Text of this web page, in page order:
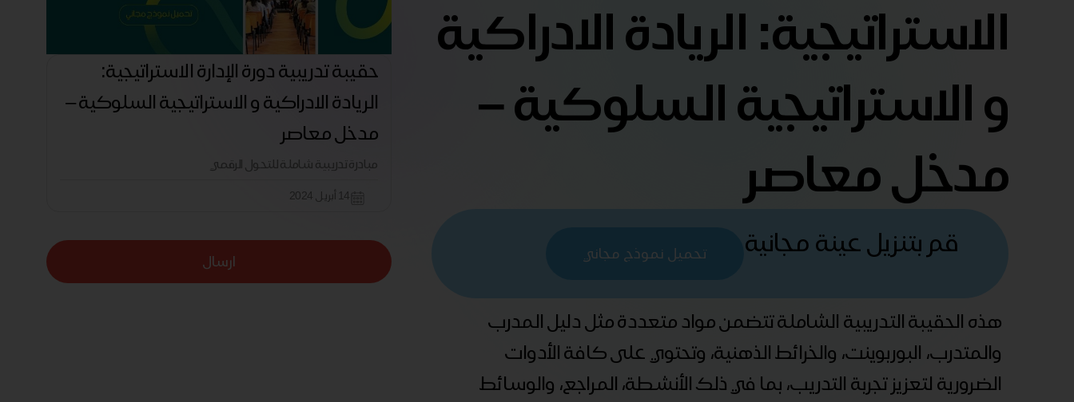
الاستراتيجية: الريادة الادراكية
و الاستراتيجية السلوكية –
مدخل معاصر
قم بتنزيل عينة مجانية تحميل نموذج مجاني
هذه الحقيبة التدريبية الشاملة تتضمن مواد متعددة مثل دليل المدرب
والمتدرب، البوربوينت، والخرائط الذهنية، وتحتوي على كافة الأدوات
الضرورية لتعزيز تجربة التدريب، بما في ذلك الأنشطة، المراجع، والوسائط
حقيبة تدريبية دورة الإدارة الاستراتيجية:
الريادة الادراكية و الاستراتيجية السلوكية –
مدخل معاصر
مبادرة تدريبية شاملة للتحول الرقمي
14 أبريل 2024
ارسال